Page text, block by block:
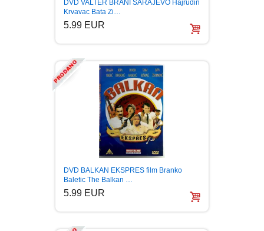
DVD VALTER BRANI SARAJEVO Hajrudin
Krvavac Bata Zi…
5.99 EUR
DVD BALKAN EKSPRES film Branko
Baletic The Balkan …
5.99 EUR